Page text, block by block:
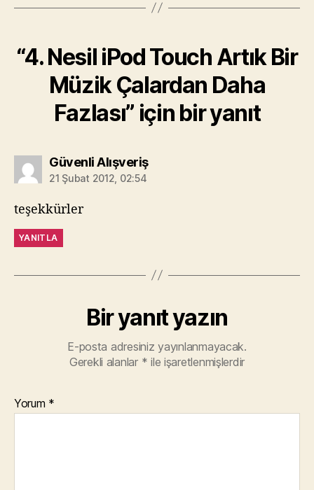
“4. Nesil iPod Touch Artık Bir
Müzik Çalardan Daha
Fazlası” için bir yanıt
Güvenli Alışverişdiyorki:
21 Şubat 2012, 02:54
teşekkürler
YANITLA
Bir yanıt yazın
E-posta adresiniz yayınlanmayacak.
Gerekli alanlar * ile işaretlenmişlerdir
Yorum *